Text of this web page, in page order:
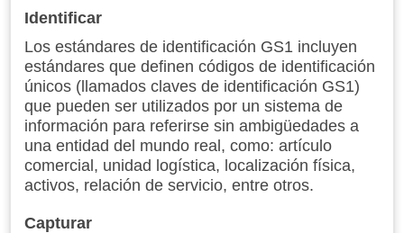
Identificar
Los estándares de identificación GS1 incluyen
estándares que definen códigos de identificación
únicos (llamados claves de identificación GS1)
que pueden ser utilizados por un sistema de
información para referirse sin ambigüedades a
una entidad del mundo real, como: artículo
comercial, unidad logística, localización física,
activos, relación de servicio, entre otros.
Capturar